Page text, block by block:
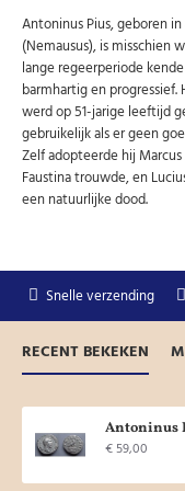
Antoninus Pius, geboren
(Nemausus), is misschien
lange regeerperiode
barmhartig en progressief.
werd op 51-jarige leeftijd
gebruikelijk als er geen
Zelf adopteerde hij
Faustina trouwde, en
een natuurlijke dood.
Snelle verzending
RECENT BEKEKEN
€ 59,00